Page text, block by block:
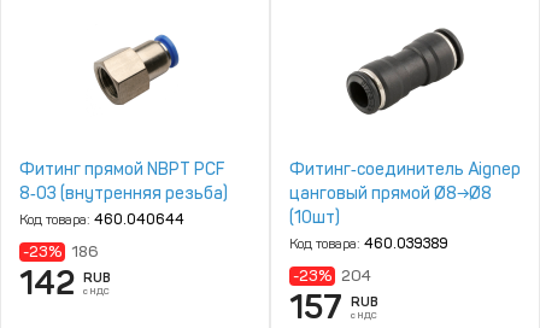
Фитинг прямой NBPT PCF
8‑03 (внутренняя резьба)
Код товара: 460.040644
-23% 186
142 RUB
с НДС
Фитинг‑соединитель Aignep
цанговый прямой Ø8→Ø8
(10шт)
Код товара: 460.039389
-23% 204
157 RUB
с НДС